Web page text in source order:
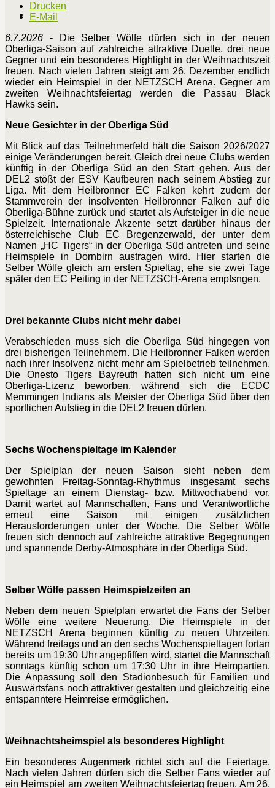
Drucken
E-Mail
6.7.2026 - Die Selber Wölfe dürfen sich in der neuen
Oberliga-Saison auf zahlreiche attraktive Duelle, drei neue
Gegner und ein besonderes Highlight in der Weihnachtszeit
freuen. Nach vielen Jahren steigt am 26. Dezember endlich
wieder ein Heimspiel in der NETZSCH Arena. Gegner am
zweiten Weihnachtsfeiertag werden die Passau Black
Hawks sein.
Neue Gesichter in der Oberliga Süd
Mit Blick auf das Teilnehmerfeld hält die Saison 2026/2027
einige Veränderungen bereit. Gleich drei neue Clubs werden
künftig in der Oberliga Süd an den Start gehen. Aus der
DEL2 stößt der ESV Kaufbeuren nach seinem Abstieg zur
Liga. Mit dem Heilbronner EC Falken kehrt zudem der
Stammverein der insolventen Heilbronner Falken auf die
Oberliga-Bühne zurück und startet als Aufsteiger in die neue
Spielzeit. Internationale Akzente setzt darüber hinaus der
österreichische Club EC Bregenzerwald, der unter dem
Namen „HC Tigers“ in der Oberliga Süd antreten und seine
Heimspiele in Dornbirn austragen wird. Hier starten die
Selber Wölfe gleich am ersten Spieltag, ehe sie zwei Tage
später den EC Peiting in der NETZSCH-Arena empfsngen.
Drei bekannte Clubs nicht mehr dabei
Verabschieden muss sich die Oberliga Süd hingegen von
drei bisherigen Teilnehmern. Die Heilbronner Falken werden
nach ihrer Insolvenz nicht mehr am Spielbetrieb teilnehmen.
Die Onesto Tigers Bayreuth hatten sich nicht um eine
Oberliga-Lizenz beworben, während sich die ECDC
Memmingen Indians als Meister der Oberliga Süd über den
sportlichen Aufstieg in die DEL2 freuen dürfen.
Sechs Wochenspieltage im Kalender
Der Spielplan der neuen Saison sieht neben dem
gewohnten Freitag-Sonntag-Rhythmus insgesamt sechs
Spieltage an einem Dienstag- bzw. Mittwochabend vor.
Damit wartet auf Mannschaften, Fans und Verantwortliche
erneut eine Saison mit einigen zusätzlichen
Herausforderungen unter der Woche. Die Selber Wölfe
freuen sich dennoch auf zahlreiche attraktive Begegnungen
und spannende Derby-Atmosphäre in der Oberliga Süd.
Selber Wölfe passen Heimspielzeiten an
Neben dem neuen Spielplan erwartet die Fans der Selber
Wölfe eine weitere Neuerung. Die Heimspiele in der
NETZSCH Arena beginnen künftig zu neuen Uhrzeiten.
Während freitags und an den sechs Wochenspieltagen fortan
bereits um 19:30 Uhr angepfiffen wird, startet die Mannschaft
sonntags künftig schon um 17:30 Uhr in ihre Heimpartien.
Die Anpassung soll den Stadionbesuch für Familien und
Auswärtsfans noch attraktiver gestalten und gleichzeitig eine
entspanntere Heimreise ermöglichen.
Weihnachtsheimspiel als besonderes Highlight
Ein besonderes Augenmerk richtet sich auf die Feiertage.
Nach vielen Jahren dürfen sich die Selber Fans wieder auf
ein Heimspiel am zweiten Weihnachtsfeiertag freuen. Am 26.